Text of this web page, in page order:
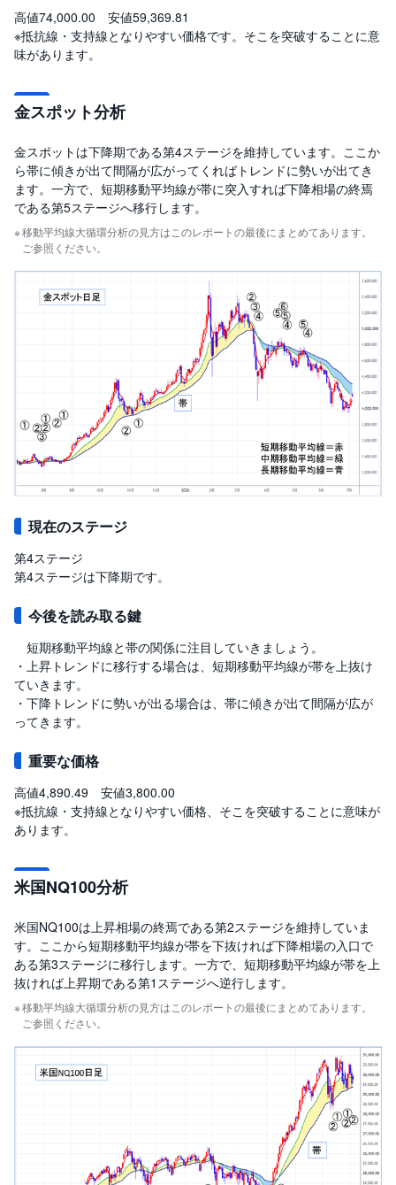
高値74,000.00 安値59,369.81
※抵抗線・支持線となりやすい価格です。そこを突破することに意
味があります。
金スポット分析
金スポットは下降期である第4ステージを維持しています。ここか
ら帯に傾きが出て間隔が広がってくればトレンドに勢いが出てき
ます。一方で、短期移動平均線が帯に突入すれば下降相場の終焉
である第5ステージへ移行します。
移動平均線大循環分析の見方はこのレポートの最後にまとめてあります。
ご参照ください。
現在のステージ
第4ステージ
第4ステージは下降期です。
今後を読み取る鍵
短期移動平均線と帯の関係に注目していきましょう。
・上昇トレンドに移行する場合は、短期移動平均線が帯を上抜け
ていきます。
・下降トレンドに勢いが出る場合は、帯に傾きが出て間隔が広が
ってきます。
重要な価格
高値4,890.49 安値3,800.00
※抵抗線・支持線となりやすい価格、そこを突破することに意味が
あります。
米国NQ100分析
米国NQ100は上昇相場の終焉である第2ステージを維持していま
す。ここから短期移動平均線が帯を下抜ければ下降相場の入口で
ある第3ステージに移行します。一方で、短期移動平均線が帯を上
抜ければ上昇期である第1ステージへ逆行します。
移動平均線大循環分析の見方はこのレポートの最後にまとめてあります。
ご参照ください。